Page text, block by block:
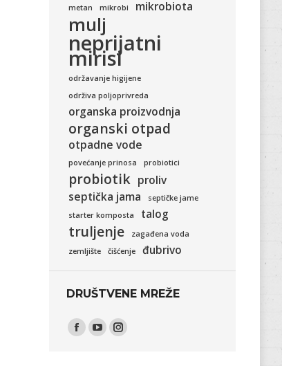
metan mikrobi mikrobiota
mulj
neprijatni
mirisi
održavanje higijene
održiva poljoprivreda
organska proizvodnja
organski otpad
otpadne vode
povećanje prinosa probiotici
probiotik proliv
septička jama
septičke jame
starter komposta
talog
truljenje
zagađena voda
zemljište
čišćenje đubrivo
DRUŠTVENE MREŽE
Find us on:
Facebook
YouTubeInstagram